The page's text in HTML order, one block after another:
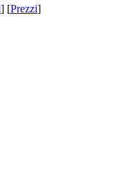
] [Prezzi]